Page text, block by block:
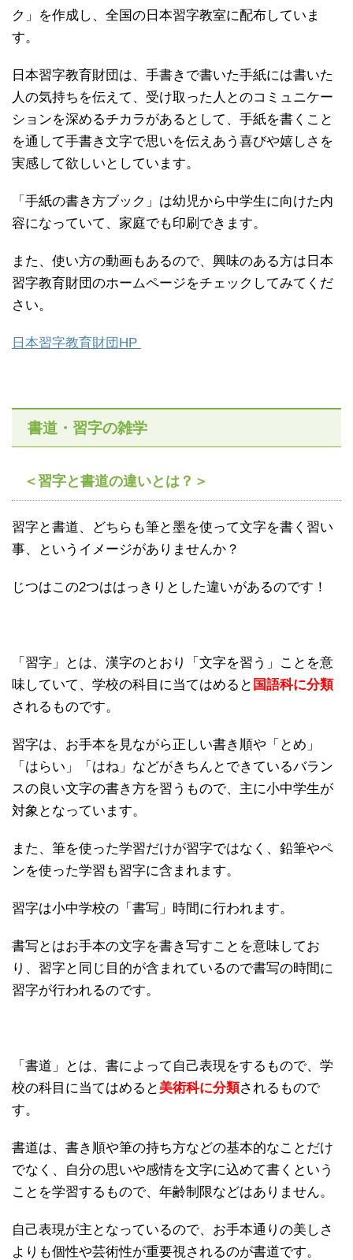
ク」を作成し、全国の日本習字教室に配布していま
す。
日本習字教育財団は、手書きで書いた手紙には書いた
人の気持ちを伝えて、受け取った人とのコミュニケー
ションを深めるチカラがあるとして、手紙を書くこと
を通して手書き文字で思いを伝えあう喜びや嬉しさを
実感して欲しいとしています。
「手紙の書き方ブック」は幼児から中学生に向けた内
容になっていて、家庭でも印刷できます。
また、使い方の動画もあるので、興味のある方は日本
習字教育財団のホームページをチェックしてみてくだ
さい。
日本習字教育財団HP
書道・習字の雑学
＜習字と書道の違いとは？＞
習字と書道、どちらも筆と墨を使って文字を書く習い
事、というイメージがありませんか？
じつはこの2つははっきりとした違いがあるのです！
「習字」とは、漢字のとおり「文字を習う」ことを意
味していて、学校の科目に当てはめると 国語科に分類
されるものです。
習字は、お手本を見ながら正しい書き順や「とめ」
「はらい」「はね」などがきちんとできているバラン
スの良い文字の書き方を習うもので、主に小中学生が
対象となっています。
また、筆を使った学習だけが習字ではなく、鉛筆やペ
ンを使った学習も習字に含まれます。
習字は小中学校の「書写」時間に行われます。
書写とはお手本の文字を書き写すことを意味してお
り、習字と同じ目的が含まれているので書写の時間に
習字が行われるのです。
「書道」とは、書によって自己表現をするもので、学
校の科目に当てはめると 美術科に分類されるもので
す。
書道は、書き順や筆の持ち方などの基本的なことだけ
でなく、自分の思いや感情を文字に込めて書くという
ことを学習するもので、年齢制限などはありません。
自己表現が主となっているので、お手本通りの美しさ
よりも個性や芸術性が重要視されるのが書道です。